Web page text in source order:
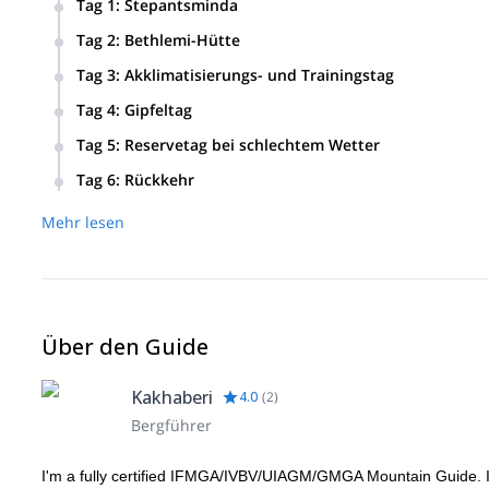
Tag 1: Stepantsminda
was wir für diese Reise benötigen.
Tag 2: Bethlemi-Hütte
m), es wird uns etwa 6-8 Stunden dauern.
Tag 3: Akklimatisierungs- und Trainingstag
und dann wieder hinuntergehen. Wir werden mit der
Details durchgehen, um die Sicherheit aller zu gewährleisten.
Tag 4: Gipfeltag
zurück (insgesamt 10-12 Stunden).
Tag 5: Reservetag bei schlechtem Wetter
Tag 6: Rückkehr
Mehr lesen
Über den Guide
Kakhaberi 4.0 (2)
Bergführer
I'm a fully certified IFMGA/IVBV/UIAGM/GMGA Mountain